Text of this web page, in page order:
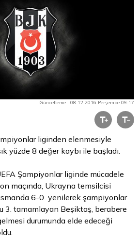
Güncelleme : 08.12.2016 Perşembe 09:17
liginden elenmesiyle
yüzde 8 değer kaybı ile başladı.
Şampiyonlar liginde mücadele
maçında, Ukrayna temsilcisi
6-0 yenilerek şampiyonlar
3. tamamlayan Beşiktaş, berabere
durumunda elde edeceği